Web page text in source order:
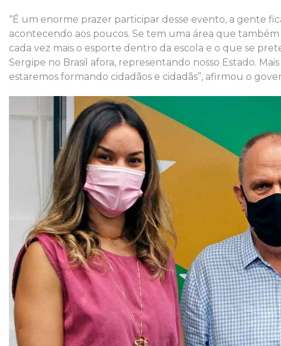
“É um enorme prazer participar desse evento, a gente
acontecendo aos poucos. Se tem uma área que
cada vez mais o esporte dentro da escola e o que se
Sergipe no Brasil afora, representando nosso Estado.
estaremos formando cidadãos e cidadãs”, afirmou o